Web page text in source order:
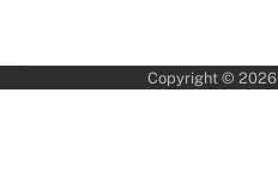
Copyright © 2026